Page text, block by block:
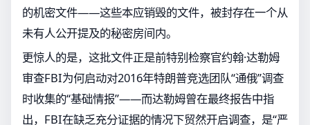
的机密文件——这些本应销毁的文件，被封存在一个从
未有人公开提及的秘密房间内。
更惊人的是，这批文件正是前特别检察官约翰·达勒姆
审查FBI为何启动对2016年特朗普竞选团队“通俄”调查
时收集的“基础情报”——而达勒姆曾在最终报告中指
出，FBI在缺乏充分证据的情况下贸然开启调查，是“严